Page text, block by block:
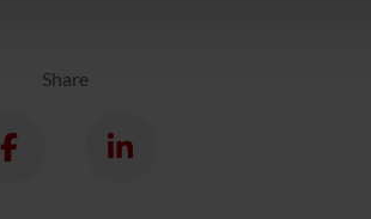
Share